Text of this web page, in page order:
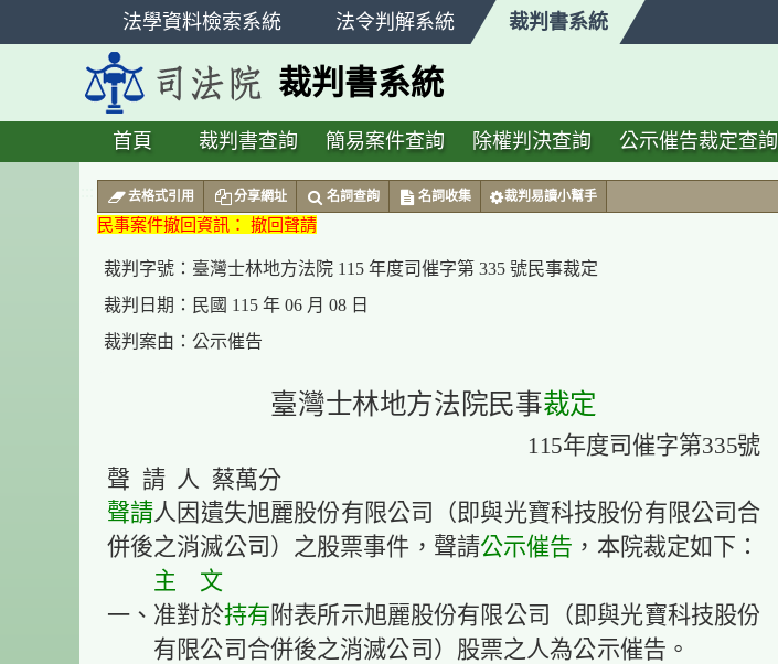
法學資料檢索系統 法令判解系統 裁判書系統
裁判書系統
首頁 裁判書查詢 簡易案件查詢 除權判決查詢 公示催告裁定查詢
去格式引用 分享網址 名詞查詢 名詞收集 裁判易讀小幫手
民事案件撤回資訊： 撤回聲請
裁判字號： 臺灣士林地方法院 115 年度司催字第 335 號民事裁定
裁判日期： 民國 115 年 06 月 08 日
裁判案由： 公示催告
臺灣士林地方法院民事裁定
115年度司催字第335號
聲 請 人 蔡萬分
聲請人因遺失旭麗股份有限公司（即與光寶科技股份有限公司合
併後之消滅公司）之股票事件，聲請公示催告 ，本院裁定如下：
主 文
一、准對於持有 附表所示旭麗股份有限公司（即與光寶科技股份
有限公司合併後之消滅公司）股票之人為公示催告。